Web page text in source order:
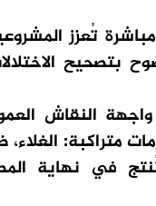
تُعزز
النقاش
متراكبة:
في نهاية